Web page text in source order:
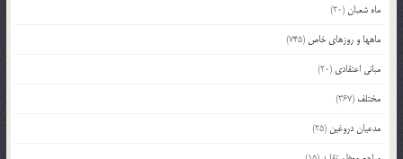
ماه شعبان(20)
ماهها و روزهای خاص (745)
مبانی اعتقادی (20)
مختلف (367)
مدعیان دروغین (25)